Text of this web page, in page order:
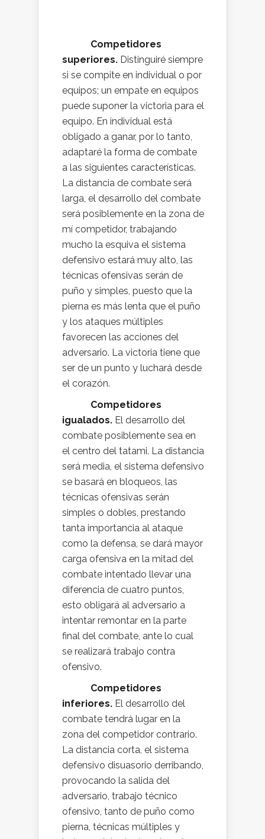
Competidores
superiores. Distinguiré siempre
si se compite en individual o por
equipos; un empate en equipos
puede suponer la victoria para el
equipo. En individual está
obligado a ganar, por lo tanto,
adaptaré la forma de combate
a las siguientes características.
La distancia de combate será
larga, el desarrollo del combate
será posiblemente en la zona de
mí competidor, trabajando
mucho la esquiva el sistema
defensivo estará muy alto, las
técnicas ofensivas serán de
puño y simples, puesto que la
pierna es más lenta que el puño
y los ataques múltiples
favorecen las acciones del
adversario. La victoria tiene que
ser de un punto y luchará desde
el corazón.
Competidores
igualados. El desarrollo del
combate posiblemente sea en
el centro del tatami. La distancia
será media, el sistema defensivo
se basará en bloqueos, las
técnicas ofensivas serán
simples o dobles, prestando
tanta importancia al ataque
como la defensa, se dará mayor
carga ofensiva en la mitad del
combate intentado llevar una
diferencia de cuatro puntos,
esto obligará al adversario a
intentar remontar en la parte
final del combate, ante lo cual
se realizará trabajo contra
ofensivo.
Competidores
inferiores. El desarrollo del
combate tendrá lugar en la
zona del competidor contrario.
La distancia corta, el sistema
defensivo disuasorio derribando,
provocando la salida del
adversario, trabajo técnico
ofensivo, tanto de puño como
pierna, técnicas múltiples y